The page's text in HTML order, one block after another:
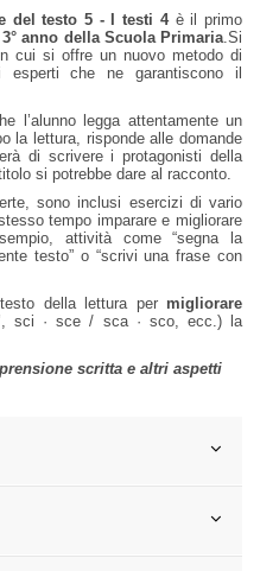
del testo 5 - I testi 4è il primo
3° anno della Scuola Primaria.Si
cui si offre un nuovo metodo di
esperti che ne garantiscono il
l’alunno legga attentamente un
la lettura, risponde alle domande
di scrivere i protagonisti della
si potrebbe dare al racconto.
sono inclusi esercizi di vario
tempo imparare e migliorare
attività come “segna la
testo” o “scrivi una frase con
della lettura per migliorare
sci · sce / sca · sco, ecc.) la
scritta e altri aspetti